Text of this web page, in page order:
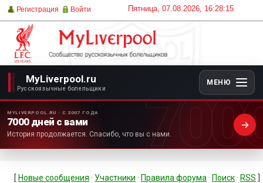
Пятница, 07.08.2026, 16:28:15
Регистрация Войти
MyLiverpool.ru
Русскоязычные болельщики
МЕНЮ
MYLIVERPOOL.RU · С 2007 ГОДА
7000 дней с вами
История продолжается. Спасибо, что вы с нами.
[ Новые сообщения · Участники · Правила форума · Поиск · RSS